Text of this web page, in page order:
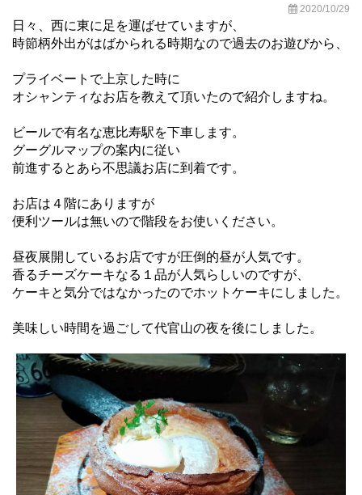
2020/10/29
日々、西に東に足を運ばせていますが、
時節柄外出がはばかられる時期なので過去のお遊びから、
プライベートで上京した時に
オシャンティなお店を教えて頂いたので紹介しますね。
ビールで有名な恵比寿駅を下車します。
グーグルマップの案内に従い
前進するとあら不思議お店に到着です。
お店は４階にありますが
便利ツールは無いので階段をお使いください。
昼夜展開しているお店ですが圧倒的昼が人気です。
香るチーズケーキなる１品が人気らしいのですが、
ケーキと気分ではなかったのでホットケーキにしました。
美味しい時間を過ごして代官山の夜を後にしました。